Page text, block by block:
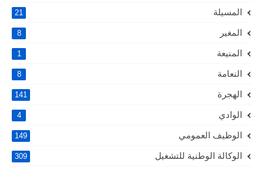
المسيلة 21
المغير 8
المنيعة 1
النعامة 8
الهجرة 141
الوادي 4
الوظيف العمومي 149
الوكالة الوطنية للتشغيل 309